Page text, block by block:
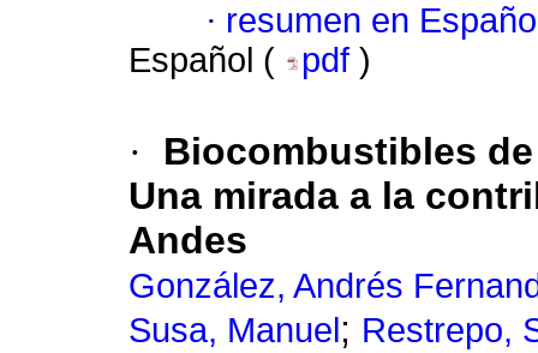
· resumen en
Español (
pdf )
·
Biocombustibles
Una mirada a la
Andes
González, Andrés
Susa, Manuel ; Restrepo,